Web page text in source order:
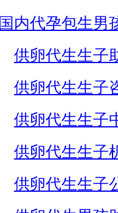
国内代孕包生男
供卵代生生子
供卵代生生子
供卵代生生子
供卵代生生子
供卵代生生子